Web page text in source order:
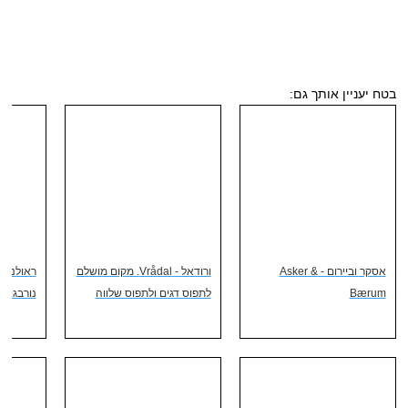
בטח יעניין אותך גם:
אסקר וביירום - Asker &
Bærum
ורודאל - Vrådal. מקום מושלם
לתפוס דגים ולתפוס שלווה
נורבגי